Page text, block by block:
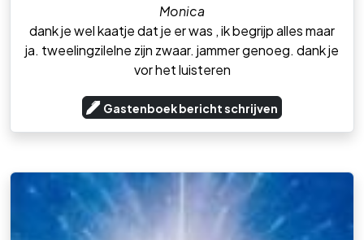
Monica
dank je wel kaatje dat je er was , ik begrijp alles maar
ja. tweelingzilelne zijn zwaar. jammer genoeg. dank je
vor het luisteren
Gastenboek bericht schrijven